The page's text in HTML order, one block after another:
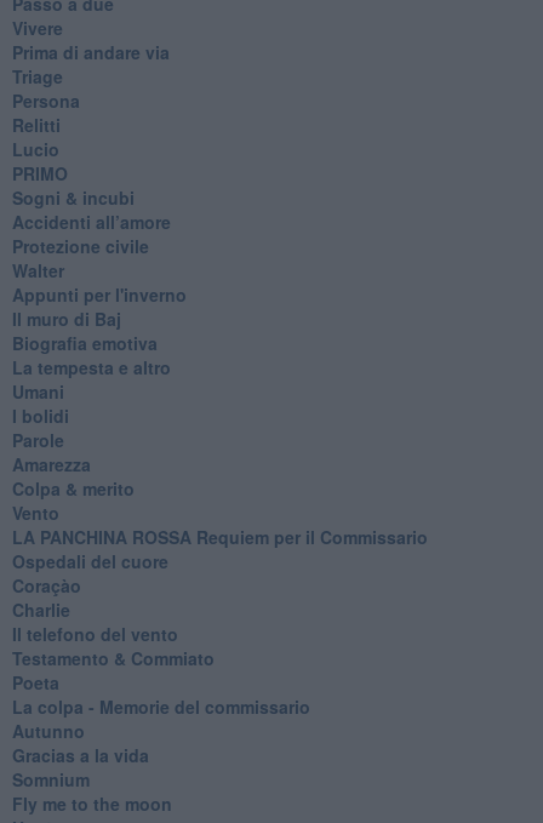
Vivere
Prima di andare via
Triage
Persona
Relitti
Lucio
PRIMO
Sogni & incubi
Accidenti all’amore
Protezione civile
Walter
Appunti per l'inverno
Il muro di Baj
Biografia emotiva
La tempesta e altro
Umani
I bolidi
Parole
Amarezza
Colpa & merito
Vento
​LA PANCHINA ROSSA Requiem per il Commissario
Ospedali del cuore
Coraçào
Charlie
Il telefono del vento
Testamento & Commiato
Poeta
​La colpa - Memorie del commissario
Autunno
Gracias a la vida
Somnium
Fly me to the moon